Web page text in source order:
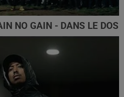
NO GAIN - DANS LE DOS